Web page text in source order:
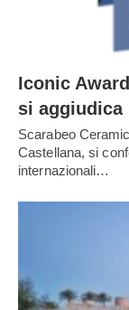
Iconic
si
Scarabeo
Castellana, si
internazionali…